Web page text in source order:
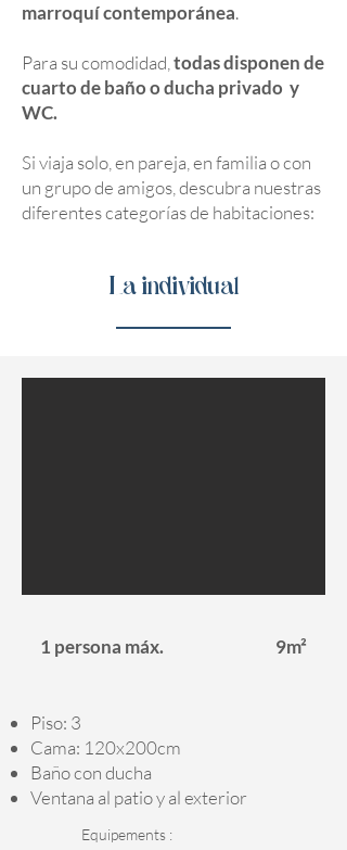
marroquí contemporánea.
Para su comodidad, todas disponen de
cuarto de baño o ducha privado y
WC.
Si viaja solo, en pareja, en familia o con
un grupo de amigos, descubra nuestras
diferentes categorías de habitaciones:
La individual
1 persona máx. 9m²
Piso: 3
Cama: 120x200cm
Baño con ducha
Ventana al patio y al exterior
Equipements :